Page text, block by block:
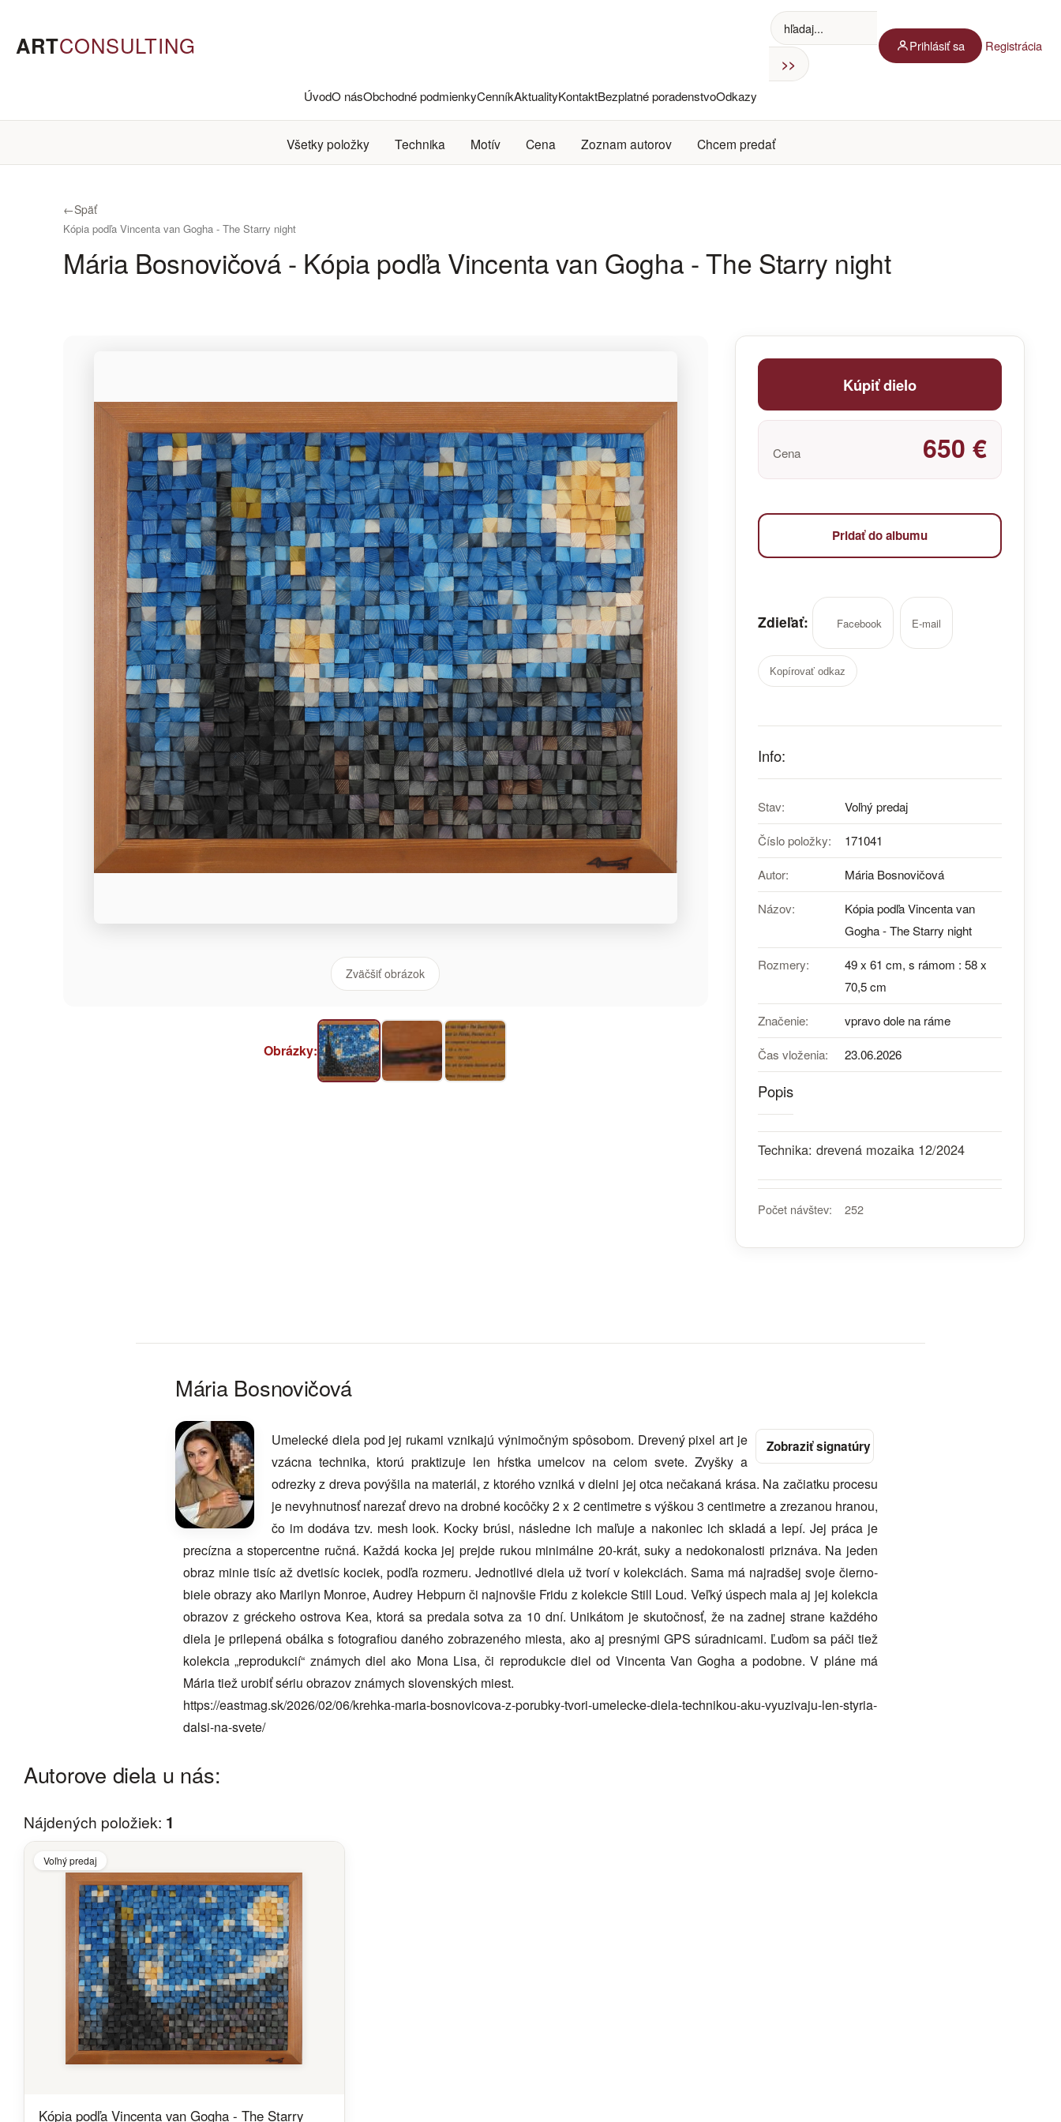
ARTCONSULTING
ÚvodO násObchodné podmienkyCenníkAktualityKontaktBezplatné poradenstvoOdkazy
Prihlásiť sa Registrácia
Všetky položky Technika Motív Cena Zoznam autorov Chcem predať
←Späť
Kópia podľa Vincenta van Gogha - The Starry night
Mária Bosnovičová - Kópia podľa Vincenta van Gogha - The Starry night
Zväčšiť obrázok
Obrázky:
Kúpiť dielo
Cena 650 €
Pridať do albumu
Zdieľať: Facebook E-mail
Kopírovať odkaz
Info:
Stav: Voľný predaj
Číslo položky: 171041
Autor: Mária Bosnovičová
Názov:
Kópia podľa Vincenta van
Gogha - The Starry night
Rozmery:
49 x 61 cm, s rámom : 58 x
70,5 cm
Značenie: vpravo dole na ráme
Čas vloženia: 23.06.2026
Popis
Technika: drevená mozaika 12/2024
Počet návštev: 252
Mária Bosnovičová
Umelecké diela pod jej rukami vznikajú výnimočným spôsobom. Drevený pixel art je
vzácna technika, ktorú praktizuje len hŕstka umelcov na celom svete. Zvyšky a
odrezky z dreva povýšila na materiál, z ktorého vzniká v dielni jej otca nečakaná krása. Na začiatku procesu
je nevyhnutnosť narezať drevo na drobné kocôčky 2 x 2 centimetre s výškou 3 centimetre a zrezanou hranou,
čo im dodáva tzv. mesh look. Kocky brúsi, následne ich maľuje a nakoniec ich skladá a lepí. Jej práca je
precízna a stopercentne ručná. Každá kocka jej prejde rukou minimálne 20-krát, suky a nedokonalosti priznáva. Na jeden
obraz minie tisíc až dvetisíc kociek, podľa rozmeru. Jednotlivé diela už tvorí v kolekciách. Sama má najradšej svoje čierno-
biele obrazy ako Marilyn Monroe, Audrey Hebpurn či najnovšie Fridu z kolekcie Still Loud. Veľký úspech mala aj jej kolekcia
obrazov z gréckeho ostrova Kea, ktorá sa predala sotva za 10 dní. Unikátom je skutočnosť, že na zadnej strane každého
diela je prilepená obálka s fotografiou daného zobrazeného miesta, ako aj presnými GPS súradnicami. Ľuďom sa páči tiež
kolekcia „reprodukcií“ známych diel ako Mona Lisa, či reprodukcie diel od Vincenta Van Gogha a podobne. V pláne má
Mária tiež urobiť sériu obrazov známych slovenských miest.
https://eastmag.sk/2026/02/06/krehka-maria-bosnovicova-z-porubky-tvori-umelecke-diela-technikou-aku-vyuzivaju-len-styria-
dalsi-na-svete/
Autorove diela u nás:
Nájdených položiek: 1
Voľný predaj
Kópia podľa Vincenta van Gogha - The Starry